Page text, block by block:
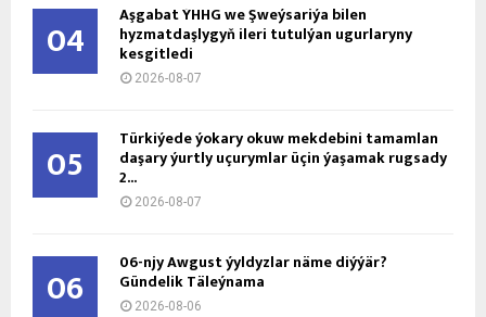
04 Aşgabat ÝHHG we Şweýsariýa bilen
hyzmatdaşlygyň ileri tutulýan ugurlaryny
kesgitledi
2026-08-07
05 Türkiýede ýokary okuw mekdebini tamamlan
daşary ýurtly uçurymlar üçin ýaşamak rugsady
2...
2026-08-07
06 06-njy Awgust ýyldyzlar näme diýýär?
Gündelik Täleýnama
2026-08-06